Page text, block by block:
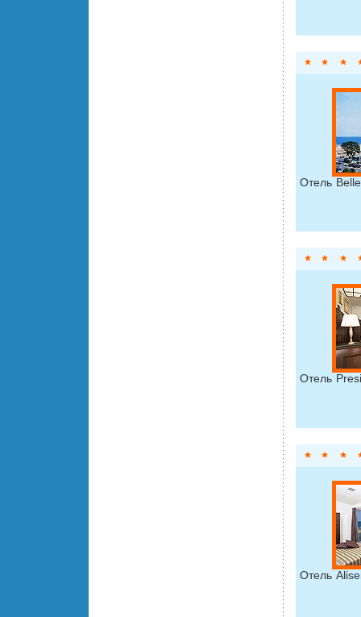
Отель
Отель
Отель